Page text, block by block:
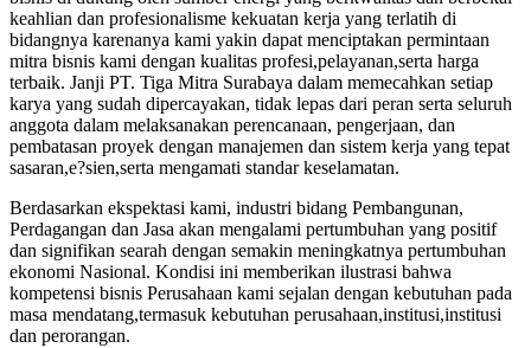
keahlian dan profesionalisme kekuatan kerja yang terlatih di
bidangnya karenanya kami yakin dapat menciptakan permintaan
mitra bisnis kami dengan kualitas profesi,pelayanan,serta harga
terbaik. Janji PT. Tiga Mitra Surabaya dalam memecahkan setiap
karya yang sudah dipercayakan, tidak lepas dari peran serta seluruh
anggota dalam melaksanakan perencanaan, pengerjaan, dan
pembatasan proyek dengan manajemen dan sistem kerja yang tepat
sasaran,e?sien,serta mengamati standar keselamatan.
Berdasarkan ekspektasi kami, industri bidang Pembangunan,
Perdagangan dan Jasa akan mengalami pertumbuhan yang positif
dan signifikan searah dengan semakin meningkatnya pertumbuhan
ekonomi Nasional. Kondisi ini memberikan ilustrasi bahwa
kompetensi bisnis Perusahaan kami sejalan dengan kebutuhan pada
masa mendatang,termasuk kebutuhan perusahaan,institusi,institusi
dan perorangan.